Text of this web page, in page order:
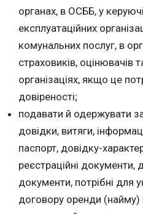
органах, в ОСББ, у
експлуатаційних
комунальних послуг, в
страховиків, оцінювачів
організаціях, якщо це
довіреності;
подавати й одержувати
довідки, витяги,
паспорт, довідку-
реєстраційні документи,
документи, потрібні для
договору оренди (найму)